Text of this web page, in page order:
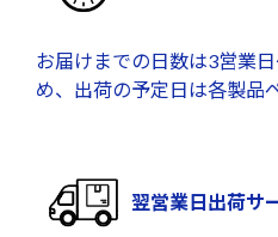
お届けまでの日数は3営業
め、出荷の予定日は各製品
翌営業日出荷サ